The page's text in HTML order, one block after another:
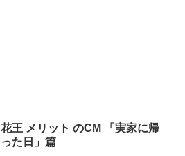
花王 メリット のCM 「実家に帰
った日」篇